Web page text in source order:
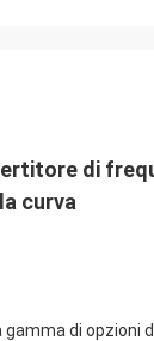
di
curva
di opzioni